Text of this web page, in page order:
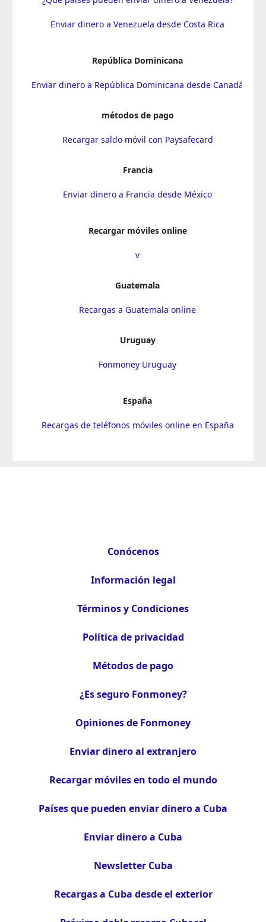
Enviar dinero a Venezuela desde Costa Rica
República Dominicana
Enviar dinero a República Dominicana desde Canadá
métodos de pago
Recargar saldo móvil con Paysafecard
Francia
Enviar dinero a Francia desde México
Recargar móviles online
v
Guatemala
Recargas a Guatemala online
Uruguay
Fonmoney Uruguay
España
Recargas de teléfonos móviles online en España
Conócenos
Información legal
Términos y Condiciones
Política de privacidad
Métodos de pago
¿Es seguro Fonmoney?
Opiniones de Fonmoney
Enviar dinero al extranjero
Recargar móviles en todo el mundo
Países que pueden enviar dinero a Cuba
Enviar dinero a Cuba
Newsletter Cuba
Recargas a Cuba desde el exterior